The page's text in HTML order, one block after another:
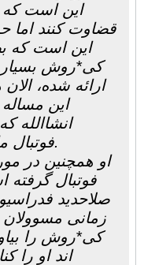
این است که
قضاوت کنند اما
این است که
کی*روش بسیار
ارائه شده،
این
انشاالله
فوتبال ما را رو به جلو حرکت دهد.
او همچنین در
فوتبال گرفته
صلاحدید
زمانی مسوولان
کی*روش را
اند او را